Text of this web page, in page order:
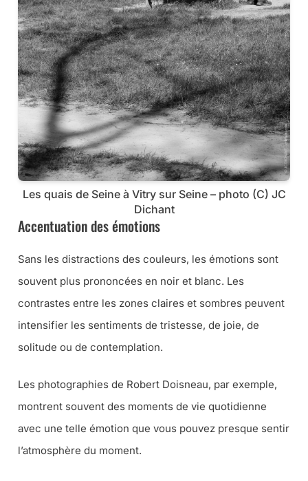
Les quais de Seine à Vitry sur Seine – photo (C) JC
Dichant
Accentuation des émotions
Sans les distractions des couleurs, les émotions sont
souvent plus prononcées en noir et blanc. Les
contrastes entre les zones claires et sombres peuvent
intensifier les sentiments de tristesse, de joie, de
solitude ou de contemplation.
Les photographies de Robert Doisneau, par exemple,
montrent souvent des moments de vie quotidienne
avec une telle émotion que vous pouvez presque sentir
l’atmosphère du moment.